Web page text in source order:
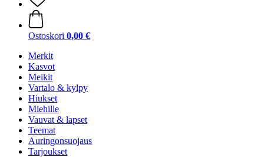
Ostoskori 0,00 €
Merkit
Kasvot
Meikit
Vartalo & kylpy
Hiukset
Miehille
Vauvat & lapset
Teemat
Auringonsuojaus
Tarjoukset